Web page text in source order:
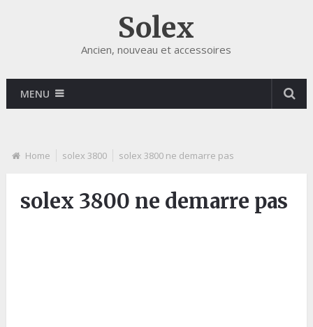
Solex
Ancien, nouveau et accessoires
MENU
Home solex 3800 solex 3800 ne demarre pas
solex 3800 ne demarre pas